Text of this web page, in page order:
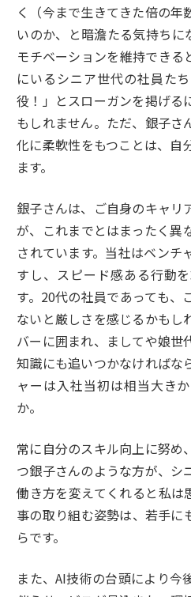
く（今まで生きてきた倍の年
いのか、と暗澹たる気持ちに
モチベーションを維持できる
にいるシニア世代の社員た
役！」とスローガンを掲げる
もしれません。ただ、銀子さ
化に柔軟性をもつことは、自
ます。
銀子さんは、ご自身のキャリ
が、これまでとはまったく異
されています。当社はベンチ
すし、スピード感ある行動
す。20代の社員であっても、
ないと厳しさを感じるかもし
バーに囲まれ、ましてや娘世
知識にも追いつかなければな
ャーは入社当初は相当大き
か。
常に自分のスキル向上に努め
つ銀子さんのような方が、シ
働き方を変えてくれると私は
事の取り組む姿勢は、若手に
らです。
また、AI技術の台頭により今